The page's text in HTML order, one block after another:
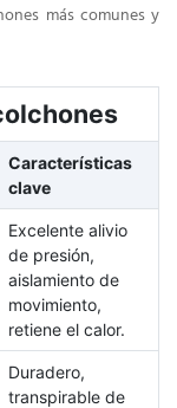
más comunes y
Características
clave
Excelente alivio
de presión,
aislamiento de
movimiento,
retiene el calor.
Duradero,
transpirable de